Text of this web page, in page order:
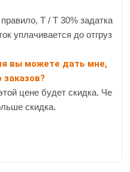
Т / Т 30% задатка
уплачивается до отгруз
вы можете дать мне,
заказов?
цене будет скидка. Че
скидка.